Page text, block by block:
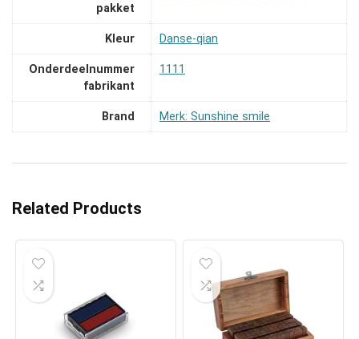
pakket
Kleur ‎Danse-qian
Onderdeelnummer
fabrikant
‎1111
Brand Merk: Sunshine smile
Related Products